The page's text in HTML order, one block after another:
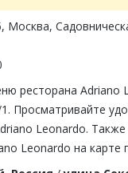
ресторана Adriano
Просматривайте
Leonardo. Также
Leonardo на карте